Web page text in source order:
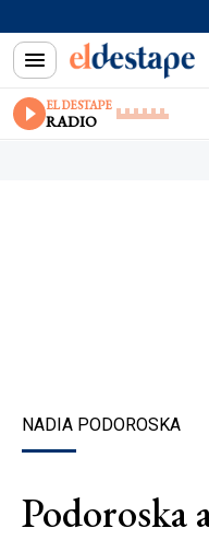
EL DESTAPE
RADIO
NADIA PODOROSKA
Podoroska